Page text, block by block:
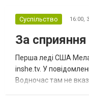
Суспільство 16:00,
За
Перша леді США
inshe.tv. У
Водночас там не